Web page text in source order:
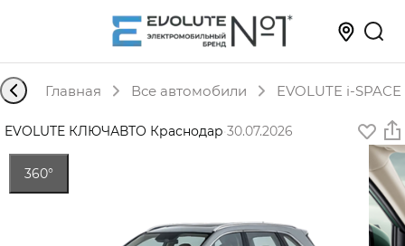
Главная Все автомобили EVOLUTE i-
EVOLUTE КЛЮЧАВТО Краснодар·30.07.2026
360°